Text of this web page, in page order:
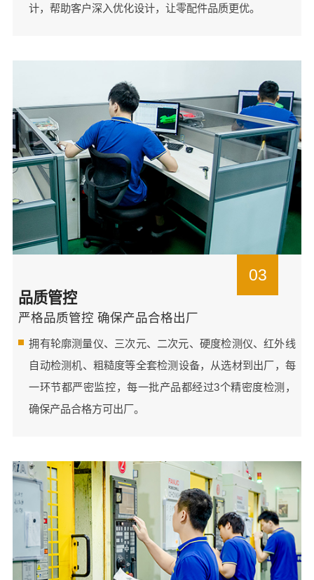
计，帮助客户深入优化设计，让零配件品质更优。
03
品质管控
严格品质管控 确保产品合格出厂
拥有轮廓测量仪、三次元、二次元、硬度检测仪、红外线
自动检测机、粗糙度等全套检测设备，从选材到出厂，每
一环节都严密监控，每一批产品都经过3个精密度检测，
确保产品合格方可出厂。